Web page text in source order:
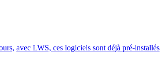
avec LWS, ces logiciels sont déjà pré-installés